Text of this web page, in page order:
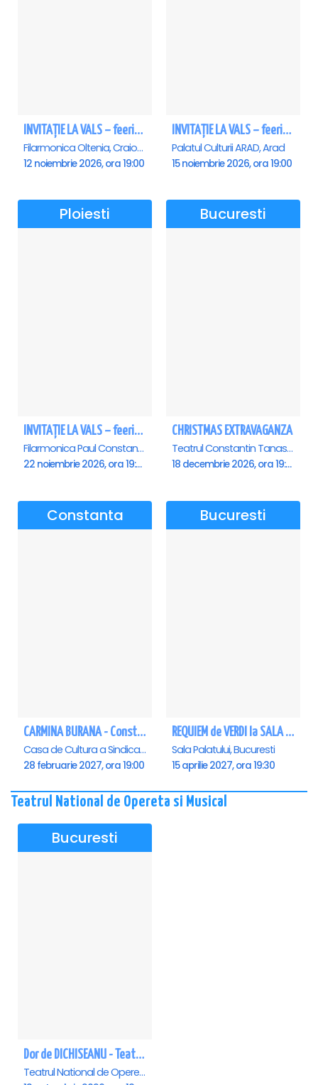
INVITAȚIE LA VALS – feerie de bal în paşi de dans - Craiova
Filarmonica Oltenia, Craiova
12 noiembrie 2026, ora 19:00
INVITAȚIE LA VALS – feerie de bal în paşi de dans - Arad
Palatul Culturii ARAD, Arad
15 noiembrie 2026, ora 19:00
Ploiesti
INVITAȚIE LA VALS – feerie de bal în paşi de dans - Ploiesti
Filarmonica Paul Constantinescu, Ploiesti
22 noiembrie 2026, ora 19:00
Bucuresti
CHRISTMAS EXTRAVAGANZA
Teatrul Constantin Tanase - Sala Savoy, Bucuresti
18 decembrie 2026, ora 19:00
Constanta
CARMINA BURANA - Constanta
Casa de Cultura a Sindicatelor - Sala Mare, Constanta
28 februarie 2027, ora 19:00
Bucuresti
REQUIEM de VERDI la SALA PALATULUI
Sala Palatului, Bucuresti
15 aprilie 2027, ora 19:30
Teatrul National de Opereta si Musical
Bucuresti
Dor de DICHISEANU - Teatrul Național de Operetă și Musical „Ion Dacian"
Teatrul National de Opereta si Musical Ion Dacian, Bucuresti